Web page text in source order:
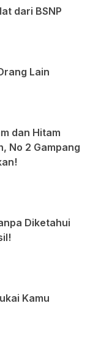
dari BSNP
Lain
dan Hitam
No 2 Gampang
Diketahui
Kamu